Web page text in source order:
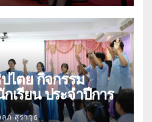
ไตย กิจกรรม
เรียน ประจำปีการ
ลภ สุราวุธ